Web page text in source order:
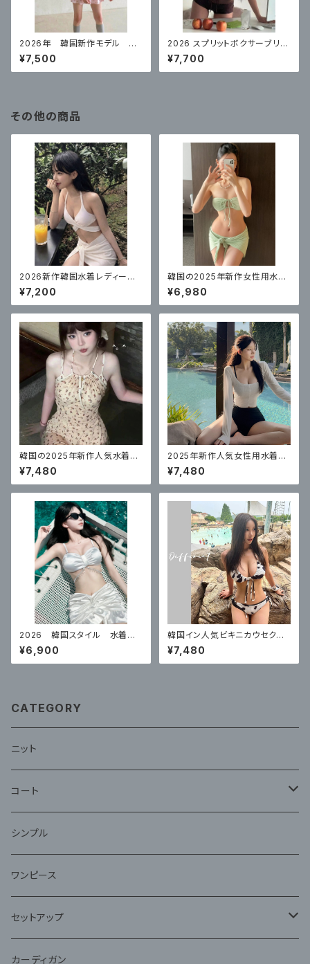
2026年 韓国新作モデル 高
級スプリットスカート ナイトプ
ールにぴったり
¥7,500
2026 スプリットボクサーブリー
フハイエンドコーヒーカラー水
玉リゾート
¥7,700
その他の商品
2026新作韓国水着レディース
セクシービキニ白スリーピース
温泉リゾート
¥7,200
韓国の2025年新作女性用水
着、セクシーな女の子がビーチ
でセクシーに見せるための高級
バンドゥビキニ3点セット
¥6,980
韓国の2025年新作人気水着レ
ディースワンピーススカートスタ
イル
¥7,480
2025年新作人気女性用水着の
韓国版、ハイウエストビキニ3点
セット
¥7,480
2026 韓国スタイル 水着レ
ディースビキニ水着 セクシー
¥6,900
韓国イン人気ビキニカウセクシ
ーなホルターネックストラップ三
点水着
¥7,480
CATEGORY
ニット
コート
ファー
シンプル
ワンピース
セットアップ
ジャケット
カーディガン